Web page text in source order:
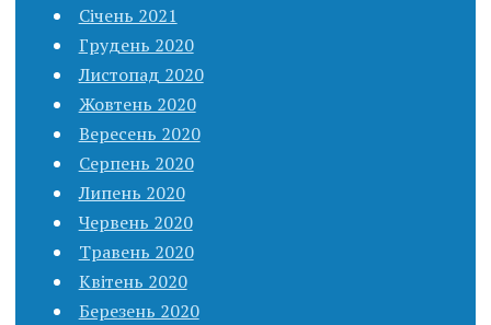
Січень 2021
Грудень 2020
Листопад 2020
Жовтень 2020
Вересень 2020
Серпень 2020
Липень 2020
Червень 2020
Травень 2020
Квітень 2020
Березень 2020